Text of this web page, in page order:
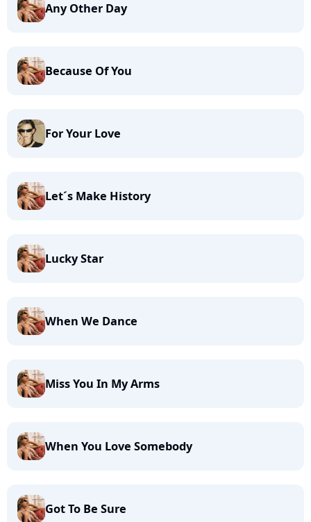
Any Other Day
Because Of You
For Your Love
Let´s Make History
Lucky Star
When We Dance
Miss You In My Arms
When You Love Somebody
Got To Be Sure